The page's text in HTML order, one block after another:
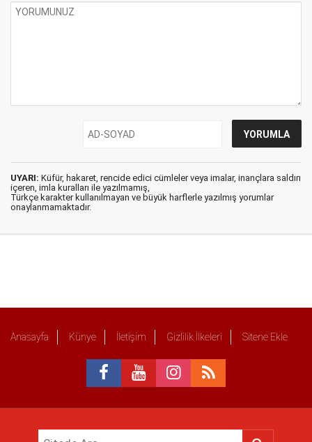
UYARI: Küfür, hakaret, rencide edici cümleler veya imalar, inançlara saldırı
içeren, imla kuralları ile yazılmamış,
Türkçe karakter kullanılmayan ve büyük harflerle yazılmış yorumlar
onaylanmamaktadır.
Anasayfa Künye İletişim Gizlilik İlkeleri Sitene Ekle